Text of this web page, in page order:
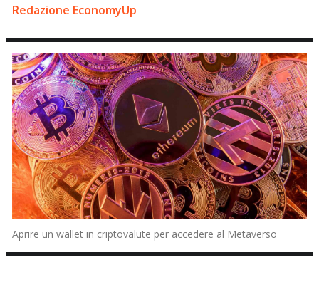
Redazione EconomyUp
Aprire un wallet in criptovalute per accedere al Metaverso